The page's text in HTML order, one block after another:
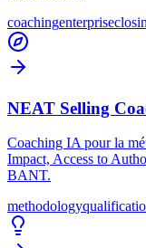
coachingenterprise
NEAT Selling
Coaching IA pour la
Impact, Access to
BANT.
methodology